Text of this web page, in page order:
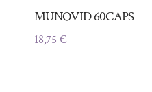
MUNOVID 60CAPS
18,75 €